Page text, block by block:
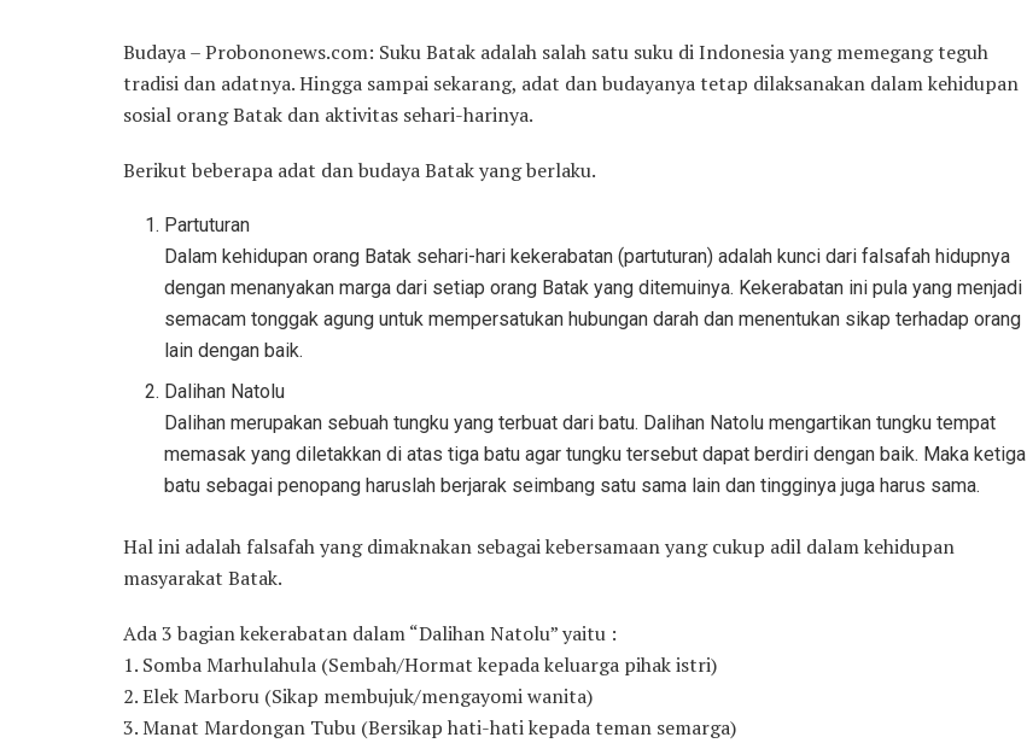
Budaya – Probononews.com: Suku Batak adalah salah satu suku di Indonesia yang memegang teguh
tradisi dan adatnya. Hingga sampai sekarang, adat dan budayanya tetap dilaksanakan dalam kehidupan
sosial orang Batak dan aktivitas sehari-harinya.
Berikut beberapa adat dan budaya Batak yang berlaku.
Partuturan
Dalam kehidupan orang Batak sehari-hari kekerabatan (partuturan) adalah kunci dari falsafah hidupnya
dengan menanyakan marga dari setiap orang Batak yang ditemuinya. Kekerabatan ini pula yang menjadi
semacam tonggak agung untuk mempersatukan hubungan darah dan menentukan sikap terhadap orang
lain dengan baik.
Dalihan Natolu
Dalihan merupakan sebuah tungku yang terbuat dari batu. Dalihan Natolu mengartikan tungku tempat
memasak yang diletakkan di atas tiga batu agar tungku tersebut dapat berdiri dengan baik. Maka ketiga
batu sebagai penopang haruslah berjarak seimbang satu sama lain dan tingginya juga harus sama.
Hal ini adalah falsafah yang dimaknakan sebagai kebersamaan yang cukup adil dalam kehidupan
masyarakat Batak.
Ada 3 bagian kekerabatan dalam “Dalihan Natolu” yaitu :
1. Somba Marhulahula (Sembah/Hormat kepada keluarga pihak istri)
2. Elek Marboru (Sikap membujuk/mengayomi wanita)
3. Manat Mardongan Tubu (Bersikap hati-hati kepada teman semarga)